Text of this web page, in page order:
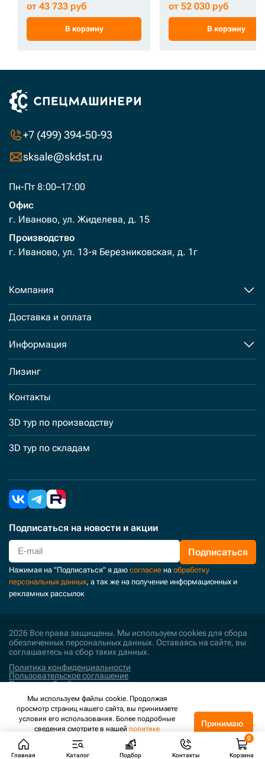
от 43 733 руб
В корзину
от 52 030 руб
В корзину
+7 (499) 394-50-93
sksale@skdst.ru
Пн-Пт 8:00–17:00
Офис
г. Иваново, ул. Жиделева, д. 15
Производство
г. Иваново, ул. 13-я Березниковская, д. 1г
Компания
Доставка и оплата
Информация
Лизинг
Контакты
3D тур по производству
3D тур по складам
Подписаться на новости и акции
Подписаться
Нажимая на "Подписаться" я даю согласие на обработку
персональных данных, а так же на получение информационных и
рекламных рассылок
2026 Все права защищены. Мы используем cookies для сбора
обезличенных персональных данных. Оставаясь на сайте, вы
соглашаетесь на сбор таких данных.
Политика конфиденциальности
Пользовательское соглашение
Политика обработки персональных данных
Поддержка и развитие
Главная Каталог Подбор Контакты Корзина
Мы используем файлы cookie. Продолжая
просмотр страниц нашего сайта, вы принимаете
условия его использования. Более подробные
сведения смотрите в нашей политике
конфиденциальности.
Принимаю